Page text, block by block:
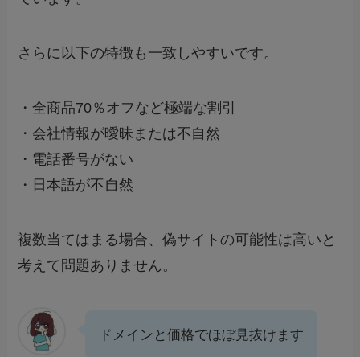
さらに以下の特徴も一致しやすいです。
・全商品70％オフなど極端な割引
・会社情報が曖昧または不自然
・電話番号がない
・日本語が不自然
複数当てはまる場合、偽サイトの可能性は高いと
考えて問題ありません。
ドメインと価格でほぼ見抜けます